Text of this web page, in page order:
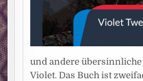
und andere
Violet. Das Buch ist